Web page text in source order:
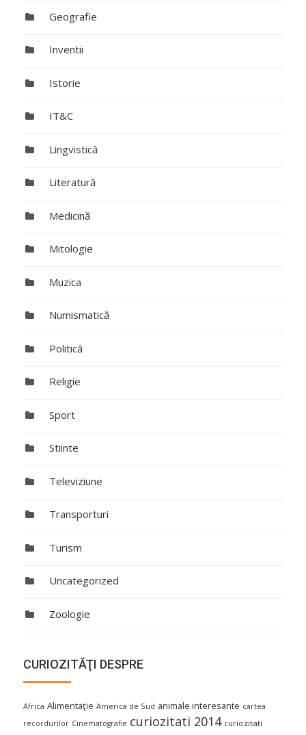
Geografie
Inventii
Istorie
IT&C
Lingvistică
Literatură
Medicină
Mitologie
Muzica
Numismatică
Politică
Religie
Sport
Stiinte
Televiziune
Transporturi
Turism
Uncategorized
Zoologie
CURIOZITĂŢI DESPRE
Africa Alimentaţie America de Sud animale interesante cartea
recordurilor Cinematografie curiozitati 2014 curiozitati